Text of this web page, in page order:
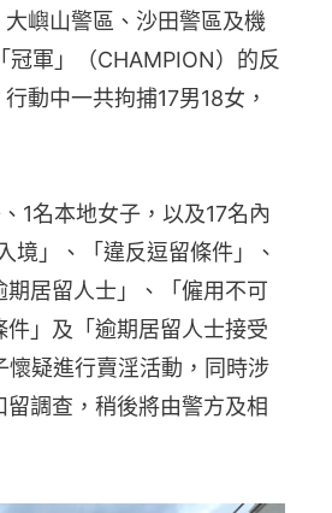
嶼山警區、沙田警區及機
軍」（CHAMPION）的反
動中一共拘捕17男18女，
1名本地女子，以及17名內
境」、「違反逗留條件」、
期居留人士」、「僱用不可
」及「逾期居留人士接受
疑進行賣淫活動，同時涉
調查，稍後將由警方及相